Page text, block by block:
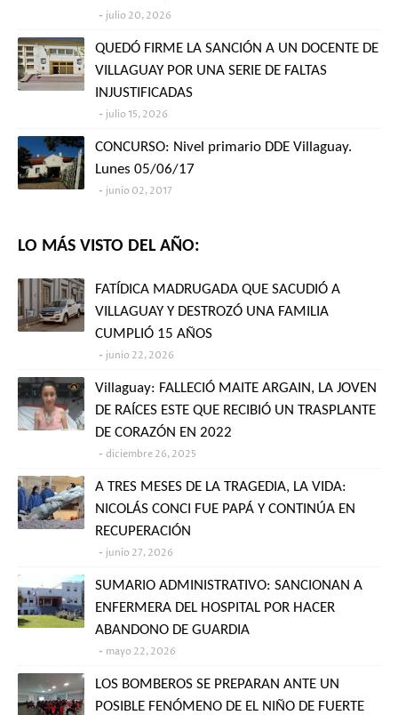
julio 20, 2026
QUEDÓ FIRME LA SANCIÓN A UN DOCENTE DE
VILLAGUAY POR UNA SERIE DE FALTAS
INJUSTIFICADAS
julio 15, 2026
CONCURSO: Nivel primario DDE Villaguay.
Lunes 05/06/17
junio 02, 2017
LO MÁS VISTO DEL AÑO:
FATÍDICA MADRUGADA QUE SACUDIÓ A
VILLAGUAY Y DESTROZÓ UNA FAMILIA
CUMPLIÓ 15 AÑOS
junio 22, 2026
Villaguay: FALLECIÓ MAITE ARGAIN, LA JOVEN
DE RAÍCES ESTE QUE RECIBIÓ UN TRASPLANTE
DE CORAZÓN EN 2022
diciembre 26, 2025
A TRES MESES DE LA TRAGEDIA, LA VIDA:
NICOLÁS CONCI FUE PAPÁ Y CONTINÚA EN
RECUPERACIÓN
junio 27, 2026
SUMARIO ADMINISTRATIVO: SANCIONAN A
ENFERMERA DEL HOSPITAL POR HACER
ABANDONO DE GUARDIA
mayo 22, 2026
LOS BOMBEROS SE PREPARAN ANTE UN
POSIBLE FENÓMENO DE EL NIÑO DE FUERTE